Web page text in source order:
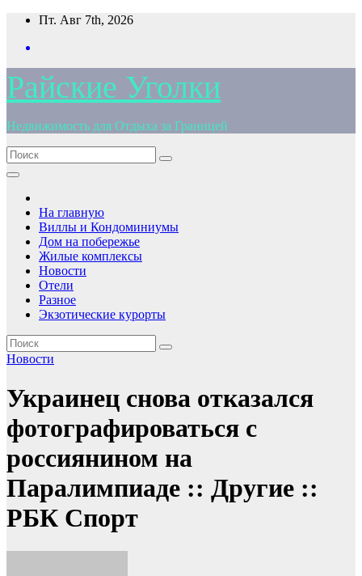
Перейти
содержимому
Пт. Авг 7th, 2026
Райские Уголки
Недвижимость для Отдыха за Границей
На главную
Виллы и Кондоминиумы
Дом на побережье
Жилые комплексы
Новости
Отели
Разное
Экзотические курорты
Новости
Украинец снова отказался
фотографироваться с
россиянином на
Паралимпиаде :: Другие ::
РБК Спорт